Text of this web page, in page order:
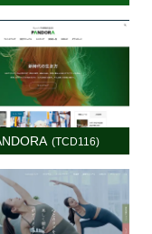
(TCD116)